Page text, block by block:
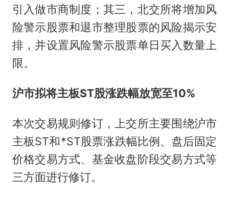
引入做市商制度；其三，北交所将增加风
险警示股票和退市整理股票的风险揭示安
排，并设置风险警示股票单日买入数量上
限。
沪市拟将主板ST股涨跌幅放宽至10%
本次交易规则修订，上交所主要围绕沪市
主板ST和*ST股票涨跌幅比例、盘后固定
价格交易方式、基金收盘阶段交易方式等
三方面进行修订。